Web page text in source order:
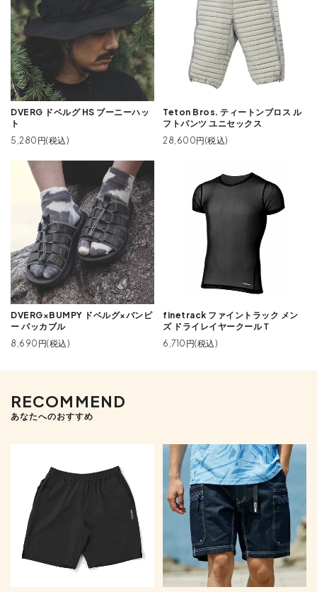
DVERG ドベルグ HS ブーニーハッ
ト
5,280円(税込)
Teton Bros. ティートンブロス ル
フトパンツ ユニセックス
28,600円(税込)
DVERG×BUMPY ドベルグ×バンピ
ー パッカブル
8,690円(税込)
finetrack ファイントラック メン
ズ ドライレイヤークールＴ
6,710円(税込)
RECOMMEND
あなたへのおすすめ